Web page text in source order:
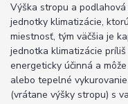
Výška stropu a
jednotky klimatizácie,
miestnosť, tým väčšia je
jednotka klimatizácie
energeticky účinná a
alebo tepelné
(vrátane výšky stropu) s